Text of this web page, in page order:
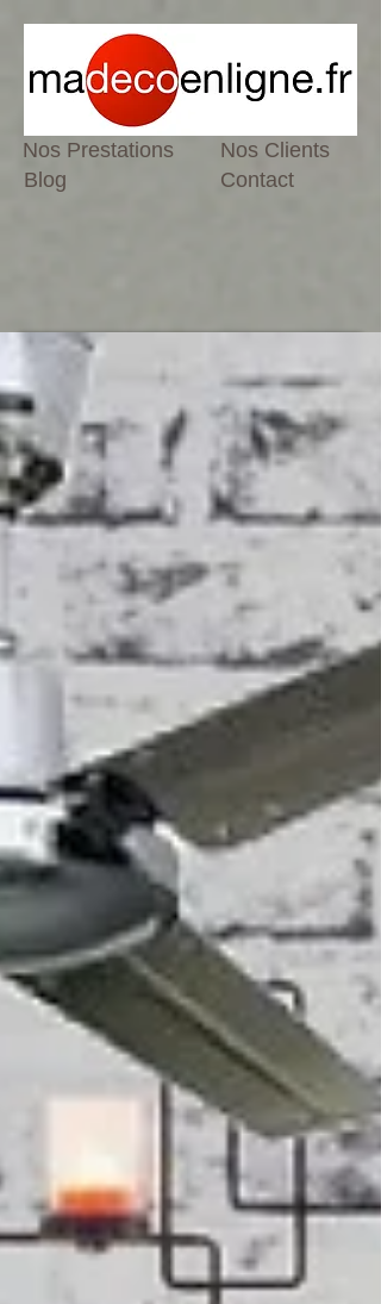
Blog
Nos Prestations
Contact
Nos Clients